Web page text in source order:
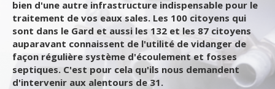
bien d'une autre infrastructure indispensable pour le
traitement de vos eaux sales. Les 100 citoyens qui
sont dans le Gard et aussi les 132 et les 87 citoyens
auparavant connaissent de l'utilité de vidanger de
façon régulière système d'écoulement et fosses
septiques. C'est pour cela qu'ils nous demandent
d'intervenir aux alentours de 31.